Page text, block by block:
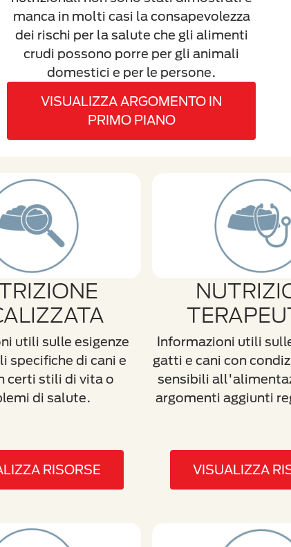
manca in molti casi la consapevolezza
dei rischi per la salute che gli alimenti
crudi possono porre per gli animali
domestici e per le persone.
VISUALIZZA ARGOMENTO IN
PRIMO PIANO
utili sulle esigenze
specifiche di cani e
certi stili di vita o
di salute.
RISORSE
Informazioni utili
gatti e cani con
sensibili
argomenti aggiunti
VISUALIZZA